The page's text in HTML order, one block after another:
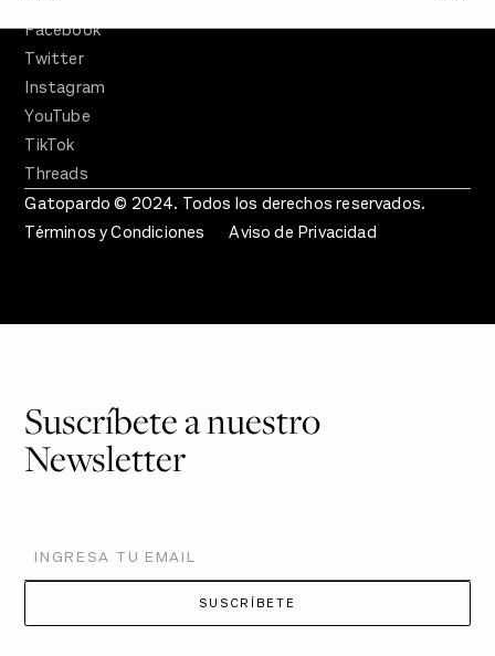
Facebook
Twitter
Instagram
YouTube
TikTok
Threads
Gatopardo © 2024. Todos los derechos reservados.
Términos y Condiciones
Aviso de Privacidad
Suscríbete a nuestro
Newsletter